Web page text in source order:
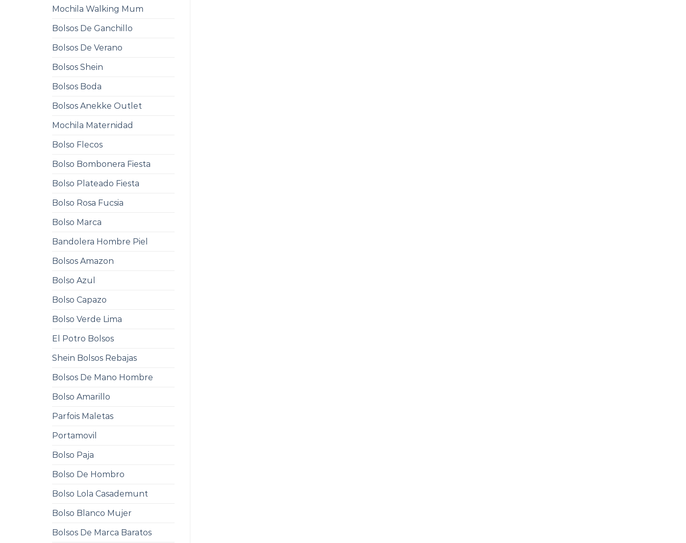
Mochila Walking Mum
Bolsos De Ganchillo
Bolsos De Verano
Bolsos Shein
Bolsos Boda
Bolsos Anekke Outlet
Mochila Maternidad
Bolso Flecos
Bolso Bombonera Fiesta
Bolso Plateado Fiesta
Bolso Rosa Fucsia
Bolso Marca
Bandolera Hombre Piel
Bolsos Amazon
Bolso Azul
Bolso Capazo
Bolso Verde Lima
El Potro Bolsos
Shein Bolsos Rebajas
Bolsos De Mano Hombre
Bolso Amarillo
Parfois Maletas
Portamovil
Bolso Paja
Bolso De Hombro
Bolso Lola Casademunt
Bolso Blanco Mujer
Bolsos De Marca Baratos